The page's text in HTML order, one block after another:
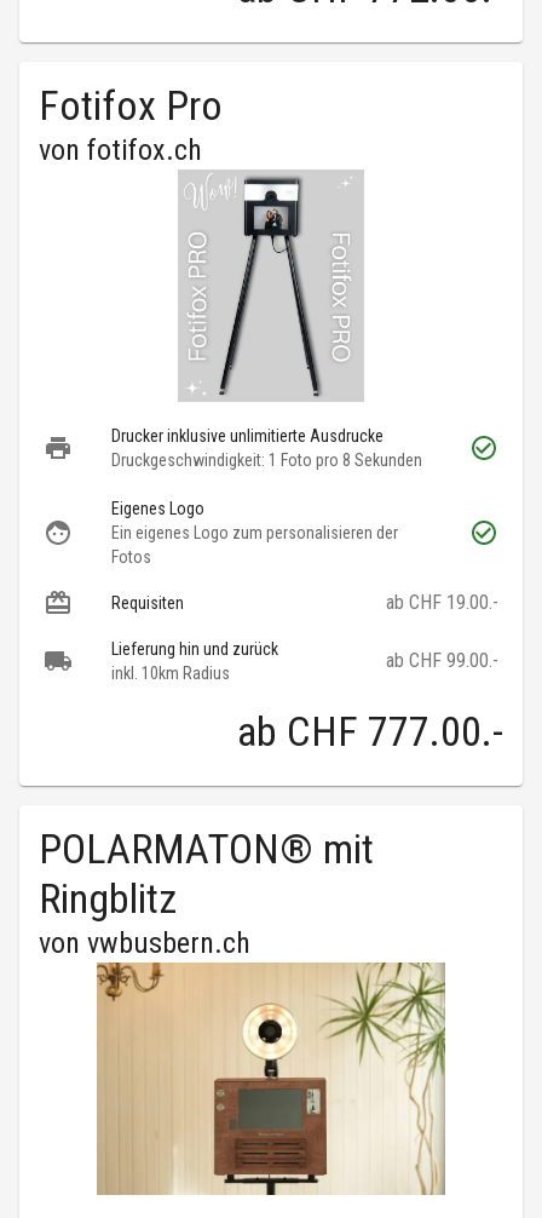
Fotifox Pro
von fotifox.ch
Drucker inklusive unlimitierte Ausdrucke
Druckgeschwindigkeit: 1 Foto pro 8 Sekunden
Eigenes Logo
Ein eigenes Logo zum personalisieren der
Fotos
Requisiten ab CHF 19.00.-
Lieferung hin und zurück
inkl. 10km Radius
ab CHF 99.00.-
ab CHF 777.00.-
POLARMATON® mit
Ringblitz
von vwbusbern.ch